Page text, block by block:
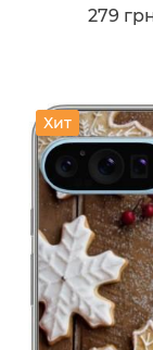
279
Хит